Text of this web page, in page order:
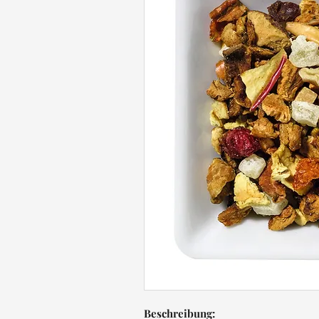
Beschreibung: